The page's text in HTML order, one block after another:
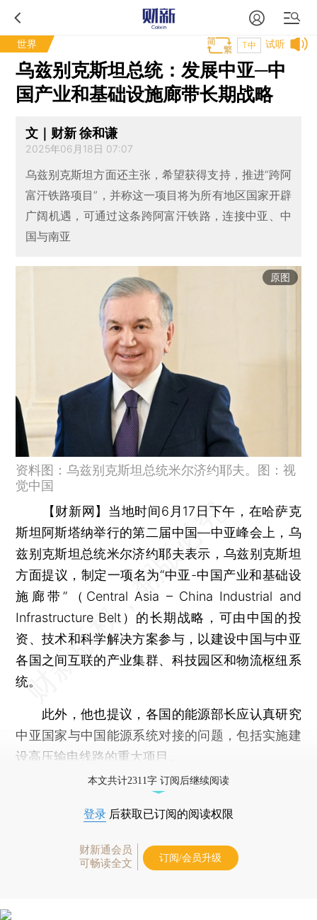
世界 试听
T中
乌兹别克斯坦总统：发展中亚─中
国产业和基础设施廊带长期战略
文｜财新 徐和谦
2025年06月18日 07:07
乌兹别克斯坦方面还主张，希望获得支持，推进“跨阿
富汗铁路项目”，并称这一项目将为所有地区国家开辟
广阔机遇，可通过这条跨阿富汗铁路，连接中亚、中
国与南亚
原图
资料图：乌兹别克斯坦总统米尔济约耶夫。图：视
觉中国
【财新网】 当地时间6月17日下午，在哈萨克
斯坦阿斯塔纳举行的第二届中国—中亚峰会上，乌
兹别克斯坦总统米尔济约耶夫表示，乌兹别克斯坦
方面提议，制定一项名为“中亚-中国产业和基础设
施廊带”（Central Asia – China Industrial and
Infrastructure Belt）的长期战略，可由中国的投
资、技术和科学解决方案参与，以建设中国与中亚
各国之间互联的产业集群、科技园区和物流枢纽系
统。
此外，他也提议，各国的能源部长应认真研究
中亚国家与中国能源系统对接的问题，包括实施建
设高压输电线路的重大项目。
本文共计2311字 订阅后继续阅读
登录 后获取已订阅的阅读权限
财新通会员
可畅读全文
订阅/会员升级